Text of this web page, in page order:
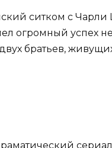
ситком с
огромный успех
братьев,